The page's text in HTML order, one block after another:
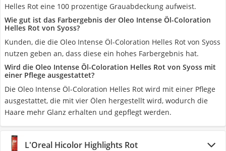
Helles Rot eine 100 prozentige Grauabdeckung aufweist.
Wie gut ist das Farbergebnis der Oleo Intense Öl-Coloration
Helles Rot von Syoss?
Kunden, die die Oleo Intense Öl-Coloration Helles Rot von Syoss
nutzen geben an, dass diese ein hohes Farbergebnis hat.
Wird die Oleo Intense Öl-Coloration Helles Rot von Syoss mit
einer Pflege ausgestattet?
Die Oleo Intense Öl-Coloration Helles Rot wird mit einer Pflege
ausgestattet, die mit vier Ölen hergestellt wird, wodurch die
Haare mehr Glanz erhalten und gepflegt werden.
L'Oreal Hicolor Highlights Rot